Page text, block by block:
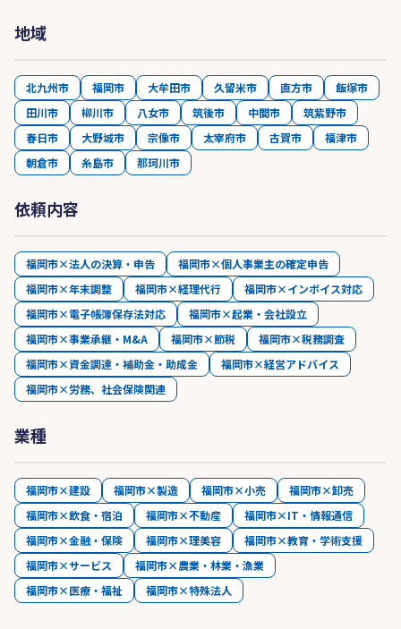
地域
北九州市 福岡市 大牟田市 久留米市 直方市
飯塚市
田川市
柳川市 八女市 筑後市 中間市
筑紫野市
春日市
大野城市 宗像市 太宰府市 古賀市
福津市
朝倉市
糸島市 那珂川市
依頼内容
福岡市×法人の決算・申告
福岡市×個人事業主の確定申告
福岡市×年末調整
福岡市×経理代行
福岡市×インボイス対応
福岡市×電子帳簿保存法対応
福岡市×起業・会社設立
福岡市×事業承継・M&A
福岡市×節税
福岡市×税務調査
福岡市×資金調達・補助金・助成金
福岡市×経営アドバイス
福岡市×労務、社会保険関連
業種
福岡市×建設 福岡市×製造 福岡市×小売
福岡市×卸売
福岡市×飲食・宿泊
福岡市×不動産
福岡市×IT・情報通信
福岡市×金融・保険
福岡市×理美容
福岡市×教育・学術支援
福岡市×サービス
福岡市×農業・林業・漁業
福岡市×医療・福祉
福岡市×特殊法人